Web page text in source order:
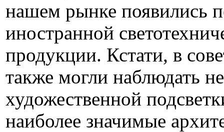
нашем рынке появились
иностранной
продукции. Кстати, в
также могли наблюдать
художественной
наиболее значимые